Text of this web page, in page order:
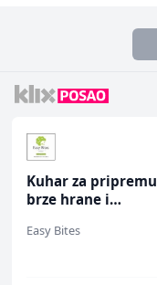
Kuhar za pripremu
brze hrane i
ž)
Easy Bites